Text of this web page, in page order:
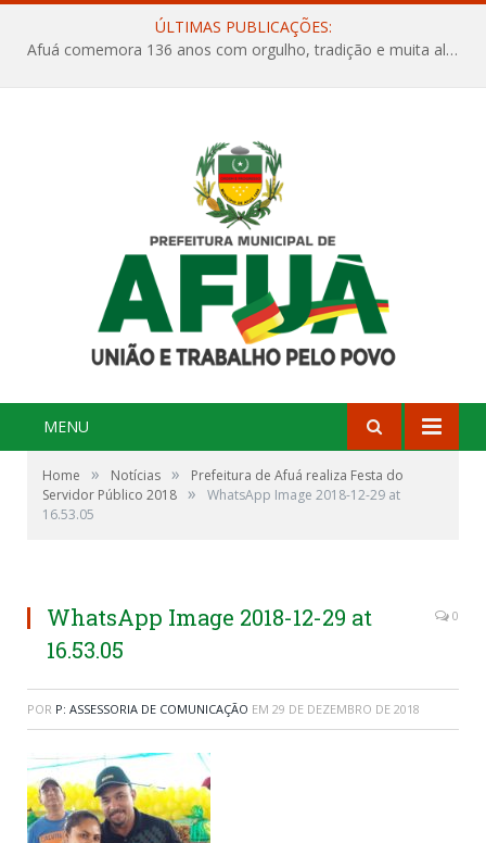
ÚLTIMAS PUBLICAÇÕES:
Afuá comemora 136 anos com orgulho, tradição e muita alegria na Quadra Dr. Nelson Salomão
MENU
Home » Notícias »
Prefeitura de Afuá realiza Festa do
Servidor Público 2018 »
WhatsApp Image 2018-12-29 at
16.53.05
WhatsApp Image 2018-12-29 at
16.53.05
0
POR P: ASSESSORIA DE COMUNICAÇÃO EM 29 DE DEZEMBRO DE 2018